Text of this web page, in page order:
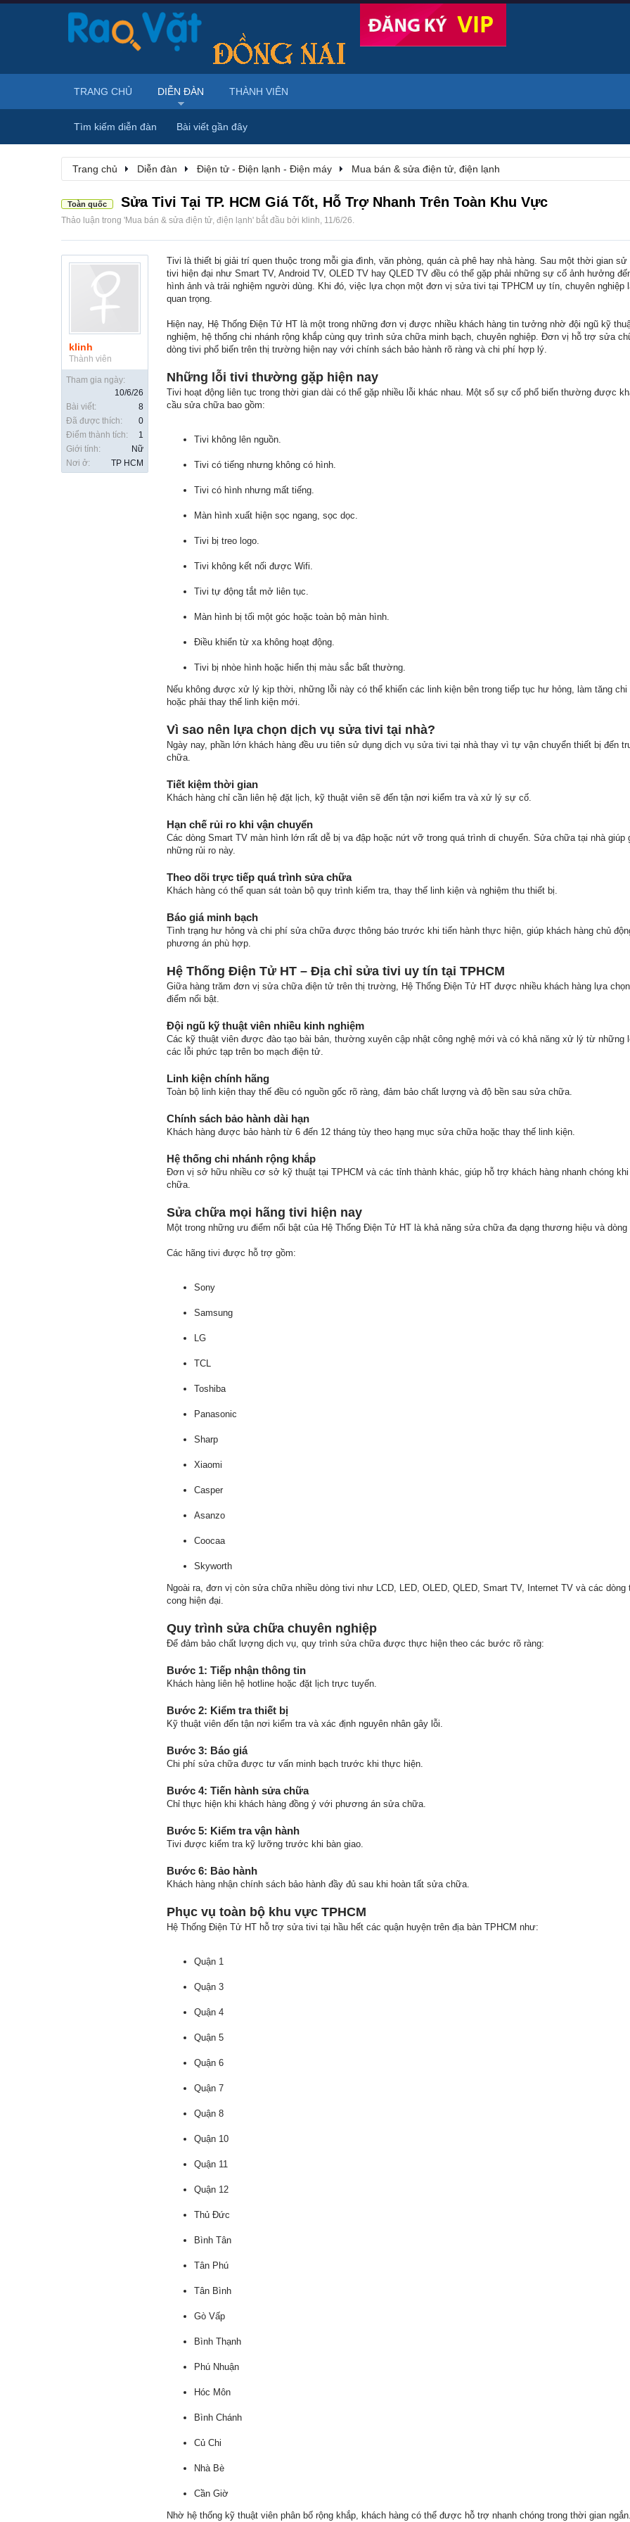
Trang chủ Diễn đàn Điện tử - Điện lạnh - Điện máy Mua bán & sửa điện tử, điện lạnh
Toàn quốc Sửa Tivi Tại TP. HCM Giá Tốt, Hỗ Trợ Nhanh Trên Toàn Khu Vực
Thảo luận trong 'Mua bán & sửa điện tử, điện lạnh' bắt đầu bởi klinh, 11/6/26.
klinh
Thành viên
Tham gia ngày:
10/6/26
Bài viết:
8
Đã được thích:
0
Điểm thành tích:
1
Giới tính:
Nữ
Nơi ở:
TP HCM
Tivi là thiết bị giải trí quen thuộc trong mỗi gia đình, văn phòng, quán cà phê hay nhà hàng. Sau một thời gian sử
tivi hiện đại như Smart TV, Android TV, OLED TV hay QLED TV đều có thể gặp phải những sự cố ảnh hưởng
hình ảnh và trải nghiệm người dùng. Khi đó, việc lựa chọn một đơn vị sửa tivi tại TPHCM uy tín, chuyên nghiệp
quan trọng.
Hiện nay, Hệ Thống Điện Tử HT là một trong những đơn vị được nhiều khách hàng tin tưởng nhờ đội ngũ kỹ
nghiệm, hệ thống chi nhánh rộng khắp cùng quy trình sửa chữa minh bạch, chuyên nghiệp. Đơn vị hỗ trợ sửa
dòng tivi phổ biến trên thị trường hiện nay với chính sách bảo hành rõ ràng và chi phí hợp lý.
Những lỗi tivi thường gặp hiện nay
Tivi hoạt động liên tục trong thời gian dài có thể gặp nhiều lỗi khác nhau. Một số sự cố phổ biến thường được
cầu sửa chữa bao gồm:
Tivi không lên nguồn.
Tivi có tiếng nhưng không có hình.
Tivi có hình nhưng mất tiếng.
Màn hình xuất hiện sọc ngang, sọc dọc.
Tivi bị treo logo.
Tivi không kết nối được Wifi.
Tivi tự động tắt mở liên tục.
Màn hình bị tối một góc hoặc toàn bộ màn hình.
Điều khiển từ xa không hoạt động.
Tivi bị nhòe hình hoặc hiển thị màu sắc bất thường.
Nếu không được xử lý kịp thời, những lỗi này có thể khiến các linh kiện bên trong tiếp tục hư hỏng, làm tăng
hoặc phải thay thế linh kiện mới.
Vì sao nên lựa chọn dịch vụ sửa tivi tại nhà?
Ngày nay, phần lớn khách hàng đều ưu tiên sử dụng dịch vụ sửa tivi tại nhà thay vì tự vận chuyển thiết bị đến
chữa.
Tiết kiệm thời gian
Khách hàng chỉ cần liên hệ đặt lịch, kỹ thuật viên sẽ đến tận nơi kiểm tra và xử lý sự cố.
Hạn chế rủi ro khi vận chuyển
Các dòng Smart TV màn hình lớn rất dễ bị va đập hoặc nứt vỡ trong quá trình di chuyển. Sửa chữa tại nhà giúp
những rủi ro này.
Theo dõi trực tiếp quá trình sửa chữa
Khách hàng có thể quan sát toàn bộ quy trình kiểm tra, thay thế linh kiện và nghiệm thu thiết bị.
Báo giá minh bạch
Tình trạng hư hỏng và chi phí sửa chữa được thông báo trước khi tiến hành thực hiện, giúp khách hàng chủ
phương án phù hợp.
Hệ Thống Điện Tử HT – Địa chỉ sửa tivi uy tín tại TPHCM
Giữa hàng trăm đơn vị sửa chữa điện tử trên thị trường, Hệ Thống Điện Tử HT được nhiều khách hàng lựa
điểm nổi bật.
Đội ngũ kỹ thuật viên nhiều kinh nghiệm
Các kỹ thuật viên được đào tạo bài bản, thường xuyên cập nhật công nghệ mới và có khả năng xử lý từ những
các lỗi phức tạp trên bo mạch điện tử.
Linh kiện chính hãng
Toàn bộ linh kiện thay thế đều có nguồn gốc rõ ràng, đảm bảo chất lượng và độ bền sau sửa chữa.
Chính sách bảo hành dài hạn
Khách hàng được bảo hành từ 6 đến 12 tháng tùy theo hạng mục sửa chữa hoặc thay thế linh kiện.
Hệ thống chi nhánh rộng khắp
Đơn vị sở hữu nhiều cơ sở kỹ thuật tại TPHCM và các tỉnh thành khác, giúp hỗ trợ khách hàng nhanh chóng
chữa.
Sửa chữa mọi hãng tivi hiện nay
Một trong những ưu điểm nổi bật của Hệ Thống Điện Tử HT là khả năng sửa chữa đa dạng thương hiệu và dòng
Các hãng tivi được hỗ trợ gồm:
Sony
Samsung
LG
TCL
Toshiba
Panasonic
Sharp
Xiaomi
Casper
Asanzo
Coocaa
Skyworth
Ngoài ra, đơn vị còn sửa chữa nhiều dòng tivi như LCD, LED, OLED, QLED, Smart TV, Internet TV và các dòng
cong hiện đại.
Quy trình sửa chữa chuyên nghiệp
Để đảm bảo chất lượng dịch vụ, quy trình sửa chữa được thực hiện theo các bước rõ ràng:
Bước 1: Tiếp nhận thông tin
Khách hàng liên hệ hotline hoặc đặt lịch trực tuyến.
Bước 2: Kiểm tra thiết bị
Kỹ thuật viên đến tận nơi kiểm tra và xác định nguyên nhân gây lỗi.
Bước 3: Báo giá
Chi phí sửa chữa được tư vấn minh bạch trước khi thực hiện.
Bước 4: Tiến hành sửa chữa
Chỉ thực hiện khi khách hàng đồng ý với phương án sửa chữa.
Bước 5: Kiểm tra vận hành
Tivi được kiểm tra kỹ lưỡng trước khi bàn giao.
Bước 6: Bảo hành
Khách hàng nhận chính sách bảo hành đầy đủ sau khi hoàn tất sửa chữa.
Phục vụ toàn bộ khu vực TPHCM
Hệ Thống Điện Tử HT hỗ trợ sửa tivi tại hầu hết các quận huyện trên địa bàn TPHCM như:
Quận 1
Quận 3
Quận 4
Quận 5
Quận 6
Quận 7
Quận 8
Quận 10
Quận 11
Quận 12
Thủ Đức
Bình Tân
Tân Phú
Tân Bình
Gò Vấp
Bình Thạnh
Phú Nhuận
Hóc Môn
Bình Chánh
Củ Chi
Nhà Bè
Cần Giờ
Nhờ hệ thống kỹ thuật viên phân bố rộng khắp, khách hàng có thể được hỗ trợ nhanh chóng trong thời gian
TRANG CHỦ DIỄN ĐÀN
Tìm kiếm diễn đàn Bài viết gần đây
THÀNH VIÊN